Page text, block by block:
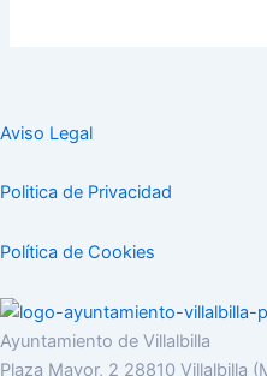
Aviso Legal
Politica de Privacidad
Política de Cookies
Ayuntamiento de Villalbilla
Plaza Mayor, 2 28810 Villalbilla